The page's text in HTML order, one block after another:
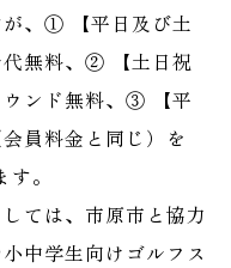
、① 【平日及び土
代無料、② 【土日祝
ウンド無料、③ 【平
員料金と同じ）を
。
ては、市原市と協力
中学生向けゴルフス